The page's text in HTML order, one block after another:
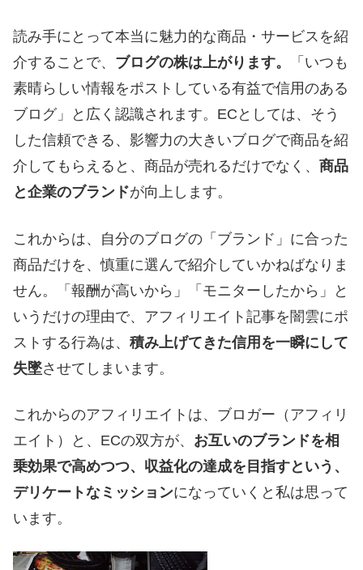
読み手にとって本当に魅力的な商品・サービスを紹
介することで、 ブログの株は上がります。
「いつも
素晴らしい情報をポストしている有益で信用のある
ブログ」と広く認識されます。ECとしては、そう
した信頼できる、影響力の大きいブログで商品を紹
介してもらえると、商品が売れるだけでなく、 商品
と企業のブランドが向上します。
これからは、自分のブログの「ブランド」に合った
商品だけを、慎重に選んで紹介していかねばなりま
せん。「報酬が高いから」「モニターしたから」と
いうだけの理由で、アフィリエイト記事を闇雲にポ
ストする行為は、 積み上げてきた信用を一瞬にして
失墜させてしまいます。
これからのアフィリエイトは、ブロガー（アフィリ
エイト）と、ECの双方が、 お互いのブランドを相
乗効果で高めつつ、収益化の達成を目指すという、
デリケートなミッションになっていくと私は思って
います。